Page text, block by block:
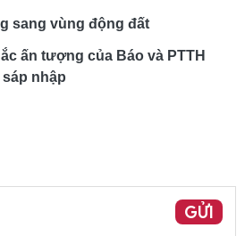
sang vùng động đất
ấn tượng của Báo và PTTH
nhập
GỬI